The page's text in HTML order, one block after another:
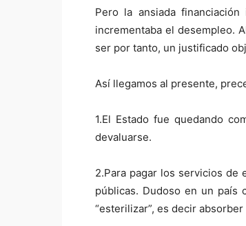
Pero la ansiada
incrementaba el desempleo.
ser por tanto, un justificado
Así llegamos al presente,
1.El Estado fue quedando
devaluarse.
2.Para pagar los servicios de
públicas. Dudoso en un país
“esterilizar”, es decir